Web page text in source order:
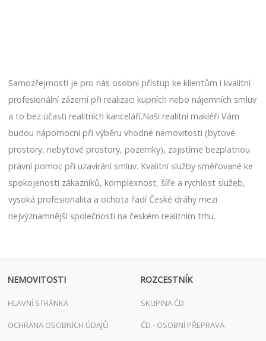
Samozřejmostí je pro nás osobní přístup ke klientům i kvalitní
profesionální zázemí při realizaci kupních nebo nájemních smluv
a to bez účasti realitních kanceláří.Naši realitní makléři Vám
budou nápomocni při výběru vhodné nemovitosti (bytové
prostory, nebytové prostory, pozemky), zajistíme bezplatnou
právní pomoc při uzavírání smluv. Kvalitní služby směřované ke
spokojenosti zákazníků, komplexnost, šíře a rychlost služeb,
vysoká profesionalita a ochota řadí České dráhy mezi
nejvýznamnější společnosti na českém realitním trhu.
NEMOVITOSTI
HLAVNÍ STRÁNKA
OCHRANA OSOBNÍCH ÚDAJŮ
ROZCESTNÍK
SKUPINA ČD
ČD - OSOBNÍ PŘEPRAVA